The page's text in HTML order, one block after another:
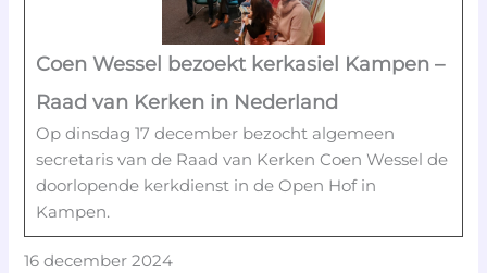
Coen Wessel bezoekt kerkasiel Kampen –
Raad van Kerken in Nederland
Op dinsdag 17 december bezocht algemeen
secretaris van de Raad van Kerken Coen Wessel de
doorlopende kerkdienst in de Open Hof in
Kampen.
16 december 2024